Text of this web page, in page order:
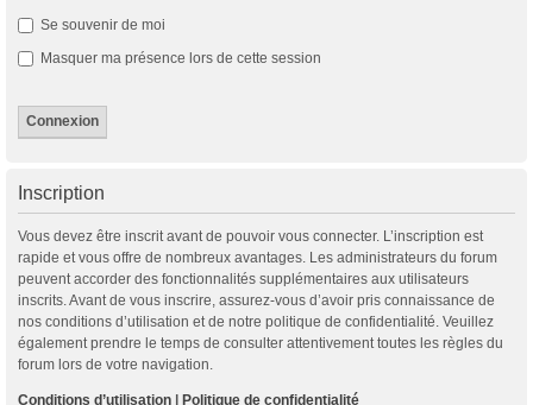
Se souvenir de moi
Masquer ma présence lors de cette session
Inscription
Vous devez être inscrit avant de pouvoir vous connecter. L’inscription est
rapide et vous offre de nombreux avantages. Les administrateurs du forum
peuvent accorder des fonctionnalités supplémentaires aux utilisateurs
inscrits. Avant de vous inscrire, assurez-vous d’avoir pris connaissance de
nos conditions d’utilisation et de notre politique de confidentialité. Veuillez
également prendre le temps de consulter attentivement toutes les règles du
forum lors de votre navigation.
Conditions d’utilisation | Politique de confidentialité